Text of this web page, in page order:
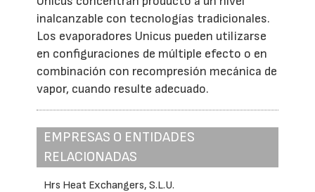
inalcanzable con tecnologías tradicionales.
Los evaporadores Unicus pueden utilizarse
en configuraciones de múltiple efecto o en
combinación con recompresión mecánica de
vapor, cuando resulte adecuado.
EMPRESAS O ENTIDADES
RELACIONADAS
Hrs Heat Exchangers, S.L.U.